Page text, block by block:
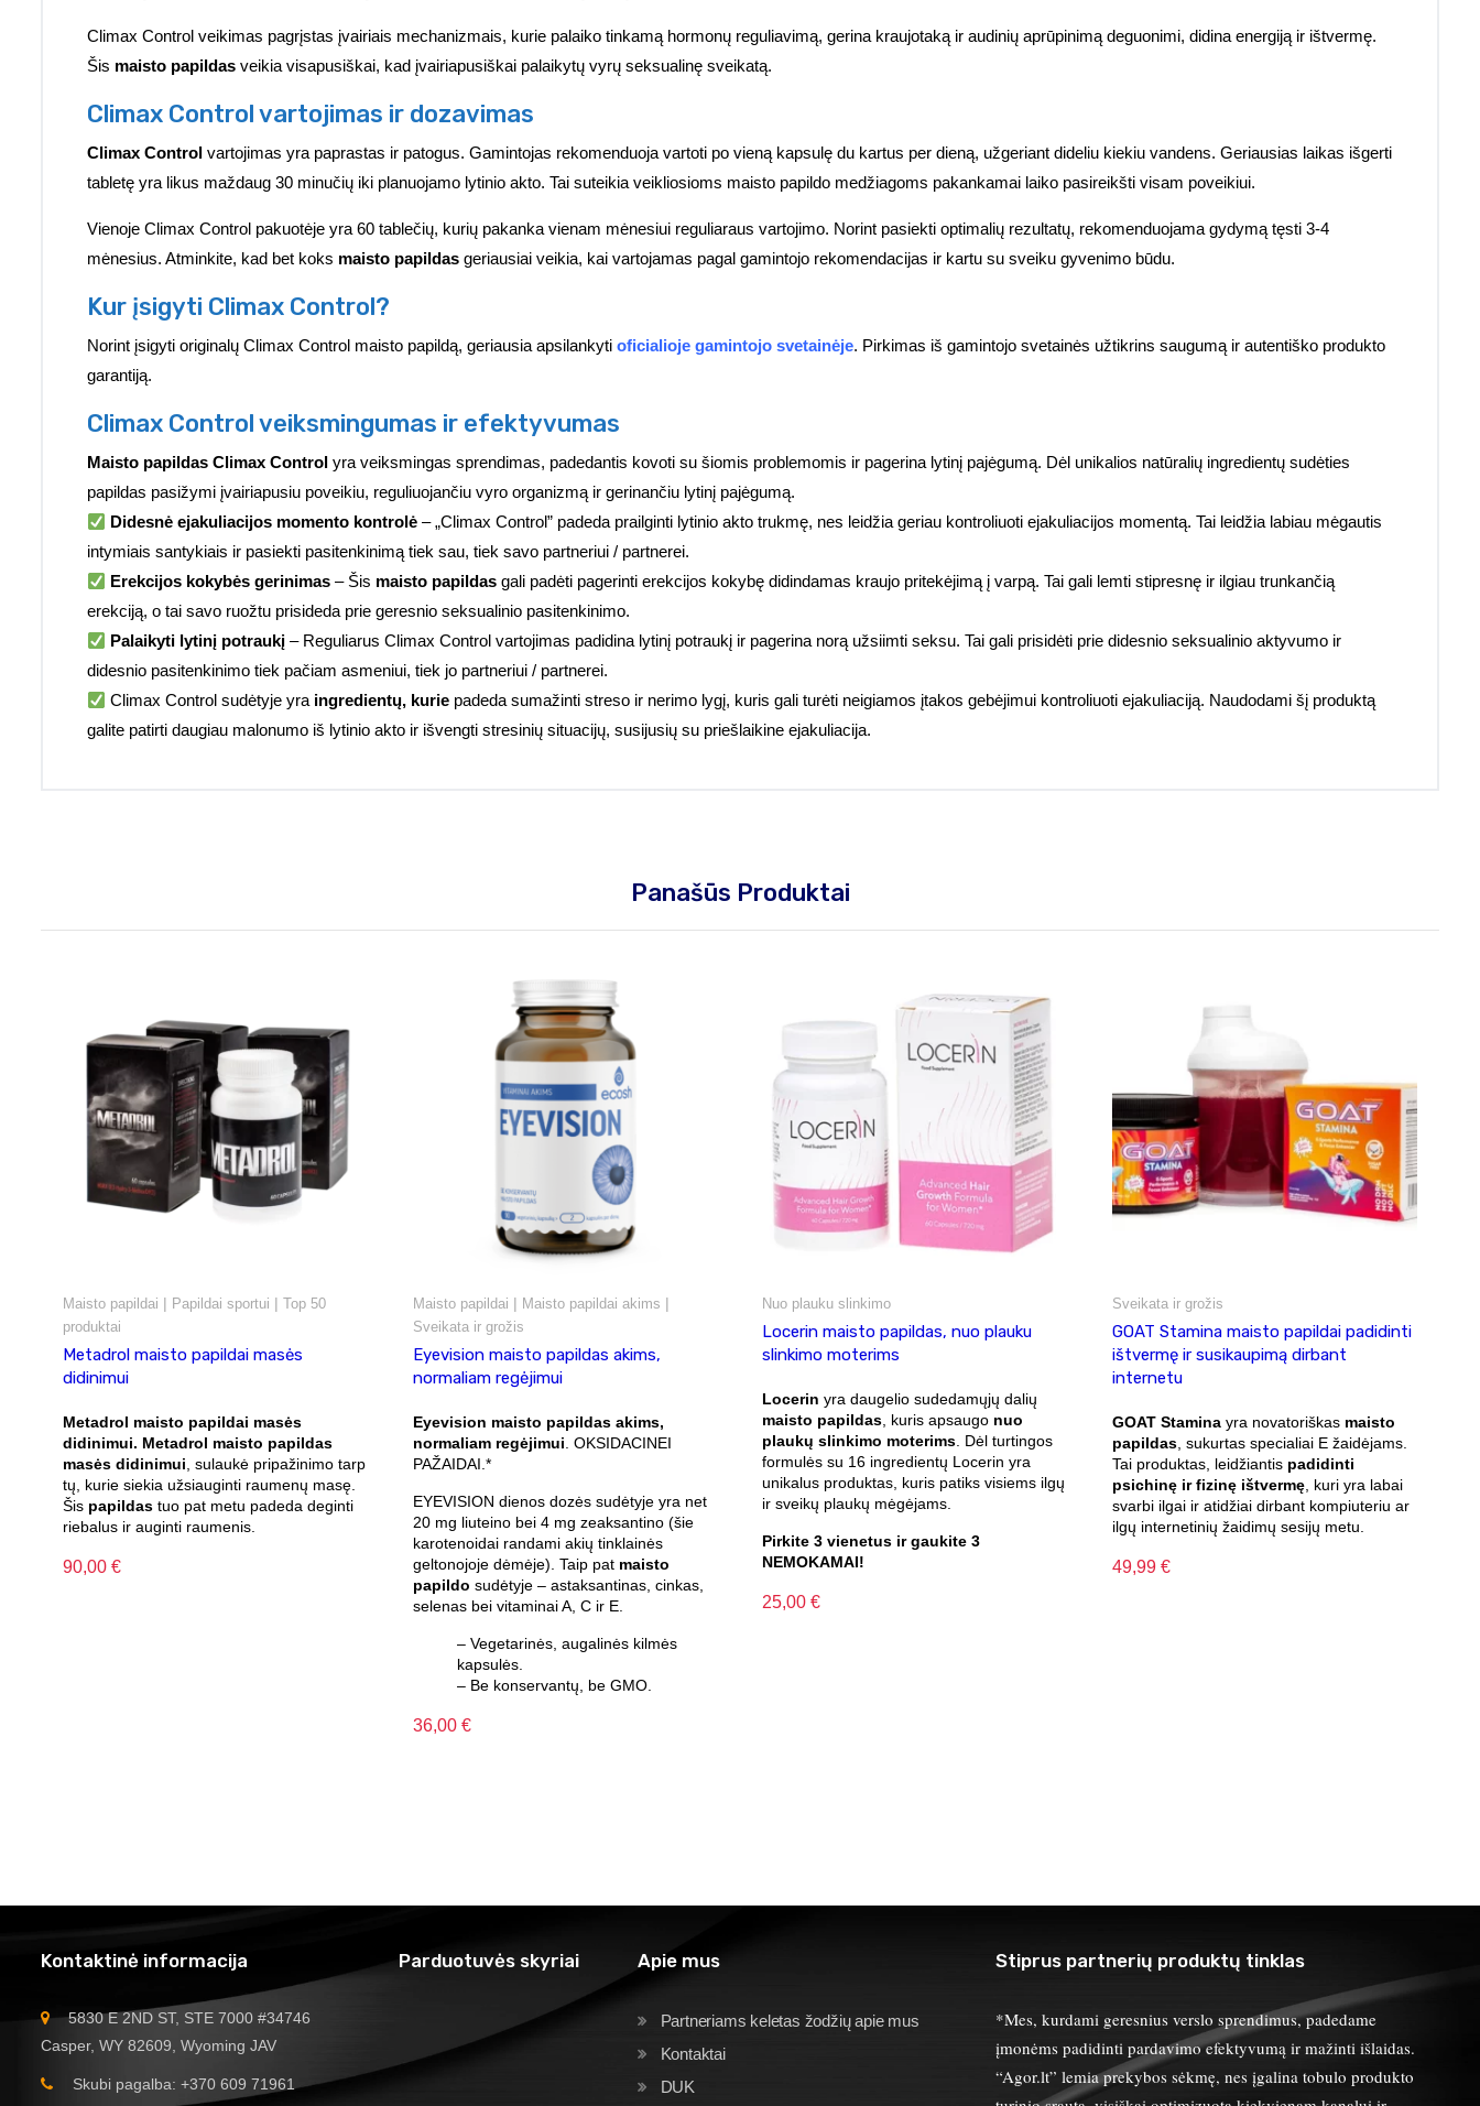
Climax Control veikimas pagrįstas įvairiais mechanizmais, kurie palaiko tinkamą hormonų reguliavimą, gerina kraujotaką ir audinių aprūpinimą deguonimi, didina energiją ir ištvermę.
Šis maisto papildas veikia visapusiškai, kad įvairiapusiškai palaikytų vyrų seksualinę sveikatą.
Climax Control vartojimas ir dozavimas
Climax Control vartojimas yra paprastas ir patogus. Gamintojas rekomenduoja vartoti po vieną kapsulę du kartus per dieną, užgeriant dideliu kiekiu vandens. Geriausias laikas išgerti
tabletę yra likus maždaug 30 minučių iki planuojamo lytinio akto. Tai suteikia veikliosioms maisto papildo medžiagoms pakankamai laiko pasireikšti visam poveikiui.
Vienoje Climax Control pakuotėje yra 60 tablečių, kurių pakanka vienam mėnesiui reguliaraus vartojimo. Norint pasiekti optimalių rezultatų, rekomenduojama gydymą tęsti 3-4
mėnesius. Atminkite, kad bet koks maisto papildas geriausiai veikia, kai vartojamas pagal gamintojo rekomendacijas ir kartu su sveiku gyvenimo būdu.
Kur įsigyti Climax Control?
Norint įsigyti originalų Climax Control maisto papildą, geriausia apsilankyti oficialioje gamintojo svetainėje. Pirkimas iš gamintojo svetainės užtikrins saugumą ir autentiško produkto
garantiją.
Climax Control veiksmingumas ir efektyvumas
Maisto papildas Climax Control yra veiksmingas sprendimas, padedantis kovoti su šiomis problemomis ir pagerina lytinį pajėgumą. Dėl unikalios natūralių ingredientų sudėties
papildas pasižymi įvairiapusiu poveikiu, reguliuojančiu vyro organizmą ir gerinančiu lytinį pajėgumą.
Didesnė ejakuliacijos momento kontrolė – „Climax Control” padeda prailginti lytinio akto trukmę, nes leidžia geriau kontroliuoti ejakuliacijos momentą. Tai leidžia labiau mėgautis
intymiais santykiais ir pasiekti pasitenkinimą tiek sau, tiek savo partneriui / partnerei.
Erekcijos kokybės gerinimas – Šis maisto papildas gali padėti pagerinti erekcijos kokybę didindamas kraujo pritekėjimą į varpą. Tai gali lemti stipresnę ir ilgiau trunkančią
erekciją, o tai savo ruožtu prisideda prie geresnio seksualinio pasitenkinimo.
Palaikyti lytinį potraukį – Reguliarus Climax Control vartojimas padidina lytinį potraukį ir pagerina norą užsiimti seksu. Tai gali prisidėti prie didesnio seksualinio aktyvumo ir
didesnio pasitenkinimo tiek pačiam asmeniui, tiek jo partneriui / partnerei.
Climax Control sudėtyje yra ingredientų, kurie padeda sumažinti streso ir nerimo lygį, kuris gali turėti neigiamos įtakos gebėjimui kontroliuoti ejakuliaciją. Naudodami šį produktą
galite patirti daugiau malonumo iš lytinio akto ir išvengti stresinių situacijų, susijusių su priešlaikine ejakuliacija.
Panašūs Produktai
Maisto papildai | Papildai sportui | Top 50
produktai
Metadrol maisto papildai masės
didinimui
Metadrol maisto papildai masės
didinimui. Metadrol maisto papildas
masės didinimui , sulaukė pripažinimo tarp
tų, kurie siekia užsiauginti raumenų masę.
Šis papildas tuo pat metu padeda deginti
riebalus ir auginti raumenis.
90,00 €
Maisto papildai | Maisto papildai akims |
Sveikata ir grožis
Eyevision maisto papildas akims,
normaliam regėjimui
Eyevision maisto papildas akims,
normaliam regėjimui . OKSIDACINEI
PAŽAIDAI.*
EYEVISION dienos dozės sudėtyje yra net
20 mg liuteino bei 4 mg zeaksantino (šie
karotenoidai randami akių tinklainės
geltonojoje dėmėje). Taip pat maisto
papildo sudėtyje – astaksantinas, cinkas,
selenas bei vitaminai A, C ir E.
– Vegetarinės, augalinės kilmės
kapsulės.
– Be konservantų, be GMO.
36,00 €
Nuo plauku slinkimo
Locerin maisto papildas, nuo plauku
slinkimo moterims
Locerin yra daugelio sudedamųjų dalių
maisto papildas , kuris apsaugo nuo
plaukų slinkimo moterims . Dėl turtingos
formulės su 16 ingredientų Locerin yra
unikalus produktas, kuris patiks visiems ilgų
ir sveikų plaukų mėgėjams.
Pirkite 3 vienetus ir gaukite 3
NEMOKAMAI!
25,00 €
Sveikata ir grožis
GOAT Stamina maisto papildai padidinti
ištvermę ir susikaupimą dirbant
internetu
GOAT Staminayra novatoriškas maisto
papildas, sukurtas specialiai E žaidėjams.
Tai produktas, leidžiantis padidinti
psichinę ir fizinę ištvermę, kuri yra labai
svarbi ilgai ir atidžiai dirbant kompiuteriu ar
ilgų internetinių žaidimų sesijų metu.
49,99 €
Kontaktinė informacija
5830 E 2ND ST, STE 7000 #34746
Casper, WY 82609, Wyoming JAV
Skubi pagalba: +370 609 71961
Parduotuvės skyriai Apie mus
Partneriams keletas žodžių apie mus
Kontaktai
DUK
Stiprus partnerių produktų tinklas
*Mes, kurdami geresnius verslo sprendimus, padedame
įmonėms padidinti pardavimo efektyvumą ir mažinti išlaidas.
“Agor.lt” lemia prekybos sėkmę, nes įgalina tobulo produkto